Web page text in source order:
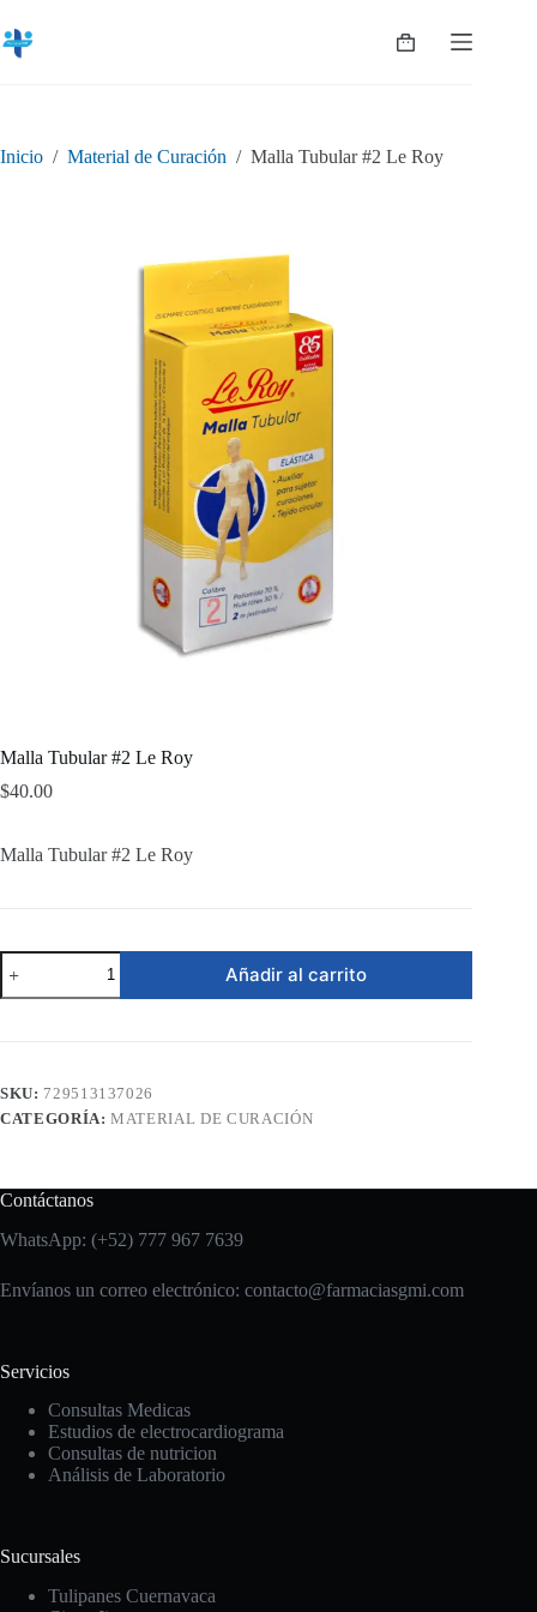
al
contenido
Shopping
Inicio / Material de Curación / Malla Tubular #2 Le Roy
Malla Tubular #2 Le Roy
$40.00
Malla Tubular #2 Le Roy
Malla
Tubular
#2
Añadir al carrito
SKU: 729513137026
CATEGORÍA:MATERIAL DE CURACIÓN
Contáctanos
WhatsApp: (+52) 777 967 7639
Envíanos un correo electrónico: contacto@farmaciasgmi.com
Servicios
Consultas Medicas
Estudios de electrocardiograma
Consultas de nutricion
Análisis de Laboratorio
Sucursales
Tulipanes Cuernavaca